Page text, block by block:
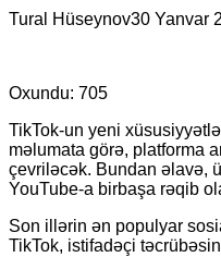
Tural Hüseynov30 Yanvar
Oxundu: 705
TikTok-un yeni
məlumata görə, platforma
çevriləcək. Bundan əlavə,
YouTube-a birbaşa rəqib
Son illərin ən populyar
TikTok, istifadəçi